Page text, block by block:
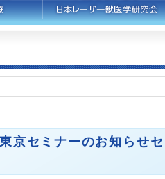
京セミナーのお知らせ